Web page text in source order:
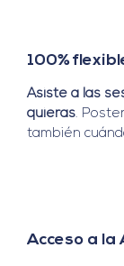
100%
Asiste a las
quieras.
también
Acceso a